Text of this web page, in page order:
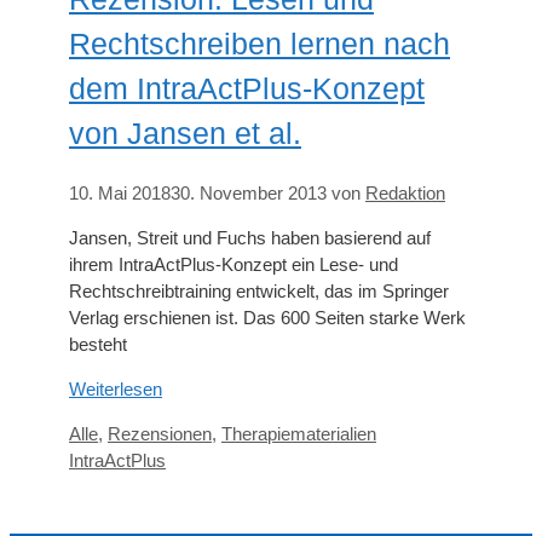
Rechtschreiben lernen nach
dem IntraActPlus-Konzept
von Jansen et al.
10. Mai 201830. November 2013 von Redaktion
Jansen, Streit und Fuchs haben basierend auf
ihrem IntraActPlus-Konzept ein Lese- und
Rechtschreibtraining entwickelt, das im Springer
Verlag erschienen ist. Das 600 Seiten starke Werk
besteht
Weiterlesen
Kategorien
Alle, Rezensionen, TherapiematerialienSchlagwörter
IntraActPlus